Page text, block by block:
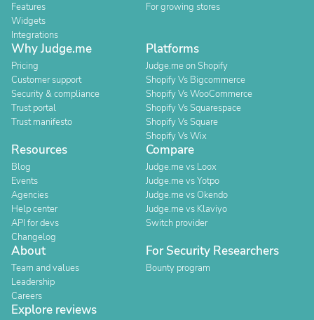
Features
Widgets
Integrations
For growing stores
Why Judge.me
Pricing
Customer support
Security & compliance
Trust portal
Trust manifesto
Platforms
Judge.me on Shopify
Shopify Vs Bigcommerce
Shopify Vs WooCommerce
Shopify Vs Squarespace
Shopify Vs Square
Shopify Vs Wix
Resources
Blog
Events
Agencies
Help center
API for devs
Changelog
Compare
Judge.me vs Loox
Judge.me vs Yotpo
Judge.me vs Okendo
Judge.me vs Klaviyo
Switch provider
About
Team and values
Leadership
Careers
For Security Researchers
Bounty program
Explore reviews